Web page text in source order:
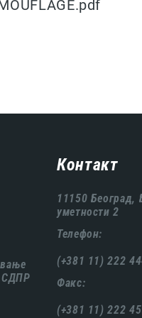
СДПР
Контакт
11150 Београд,
уметности 2
Телефон:
(+381 11) 222
Факс:
(+381 11) 222